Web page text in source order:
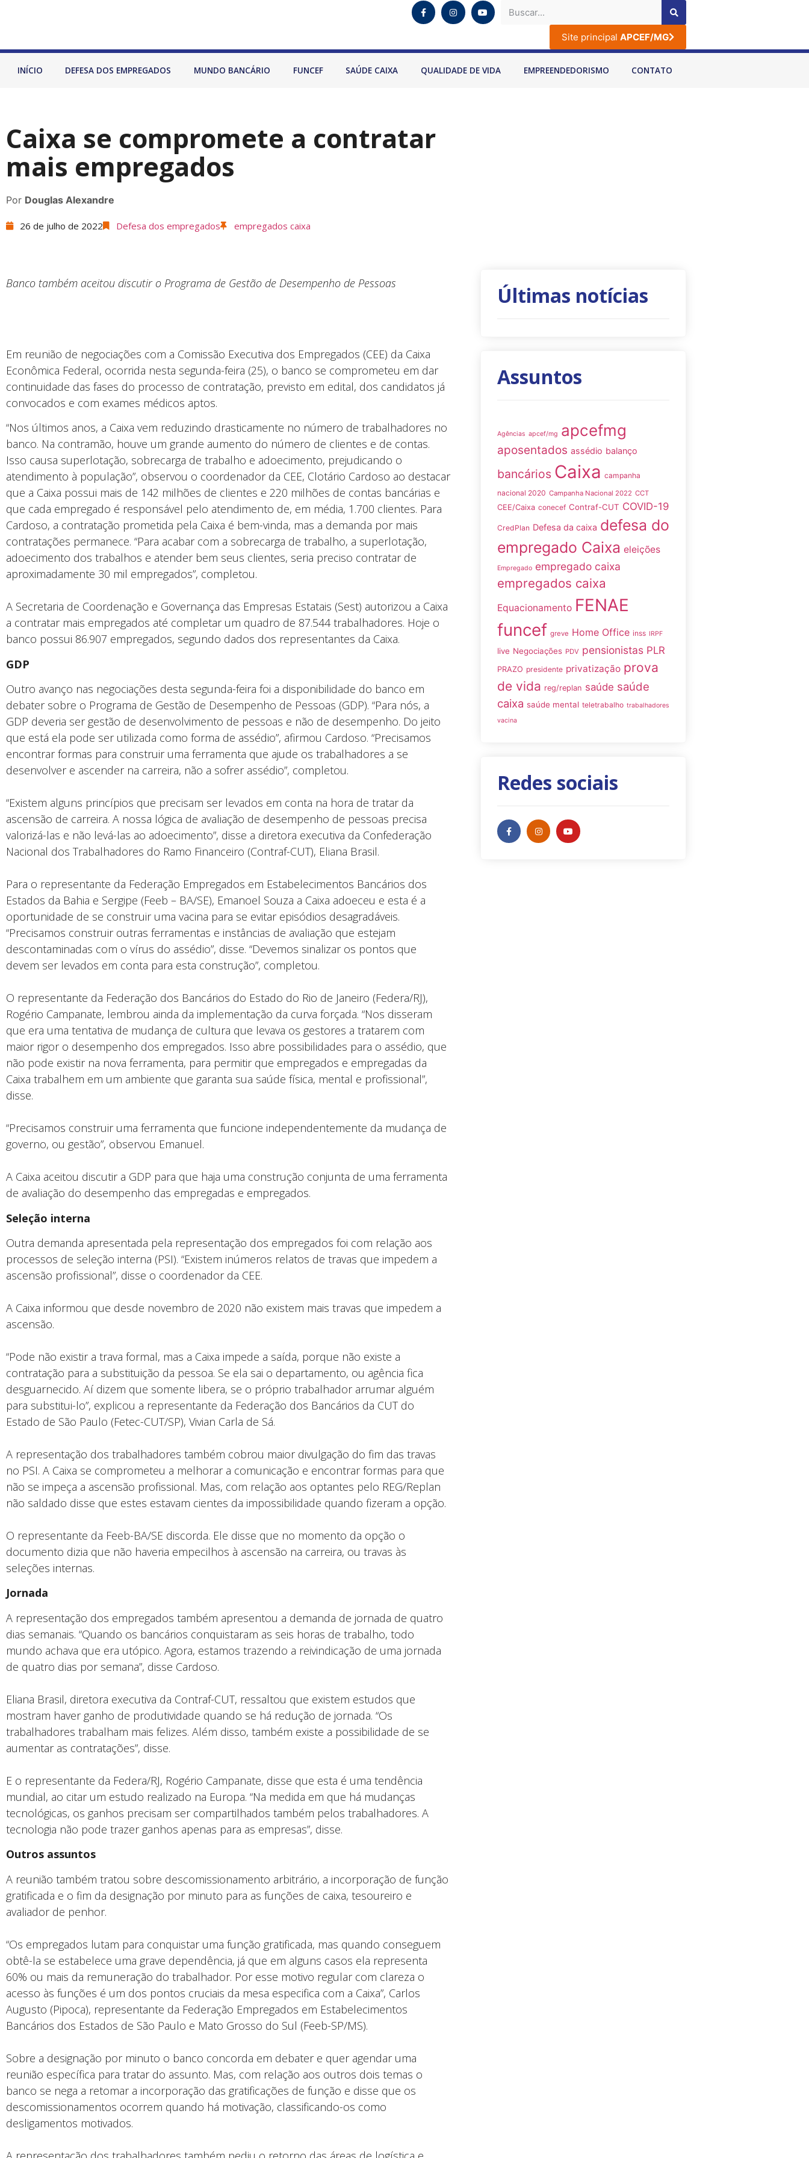
Site principal APCEF/MG
INÍCIO DEFESA DOS EMPREGADOS MUNDO BANCÁRIO FUNCEF SAÚDE CAIXA QUALIDADE DE VIDA EMPREENDEDORISMO CONTATO
Caixa se compromete a contratar
mais empregados
Por Douglas Alexandre
26 de julho de 2022 Defesa dos empregados empregados caixa
Banco também aceitou discutir o Programa de Gestão de Desempenho de Pessoas
Em reunião de negociações com a Comissão Executiva dos Empregados (CEE) da Caixa
Econômica Federal, ocorrida nesta segunda-feira (25), o banco se comprometeu em dar
continuidade das fases do processo de contratação, previsto em edital, dos candidatos já
convocados e com exames médicos aptos.
“Nos últimos anos, a Caixa vem reduzindo drasticamente no número de trabalhadores no
banco. Na contramão, houve um grande aumento do número de clientes e de contas.
Isso causa superlotação, sobrecarga de trabalho e adoecimento, prejudicando o
atendimento à população”, observou o coordenador da CEE, Clotário Cardoso ao destacar
que a Caixa possui mais de 142 milhões de clientes e 220 milhões de contas bancárias e
que cada empregado é responsável pelo atendimento de, em média, 1.700 clientes. Para
Cardoso, a contratação prometida pela Caixa é bem-vinda, mas a demanda por mais
contratações permanece. “Para acabar com a sobrecarga de trabalho, a superlotação,
adoecimento dos trabalhos e atender bem seus clientes, seria preciso contratar de
aproximadamente 30 mil empregados”, completou.
A Secretaria de Coordenação e Governança das Empresas Estatais (Sest) autorizou a Caixa
a contratar mais empregados até completar um quadro de 87.544 trabalhadores. Hoje o
banco possui 86.907 empregados, segundo dados dos representantes da Caixa.
GDP
Outro avanço nas negociações desta segunda-feira foi a disponibilidade do banco em
debater sobre o Programa de Gestão de Desempenho de Pessoas (GDP). “Para nós, a
GDP deveria ser gestão de desenvolvimento de pessoas e não de desempenho. Do jeito
que está ela pode ser utilizada como forma de assédio”, afirmou Cardoso. “Precisamos
encontrar formas para construir uma ferramenta que ajude os trabalhadores a se
desenvolver e ascender na carreira, não a sofrer assédio”, completou.
“Existem alguns princípios que precisam ser levados em conta na hora de tratar da
ascensão de carreira. A nossa lógica de avaliação de desempenho de pessoas precisa
valorizá-las e não levá-las ao adoecimento”, disse a diretora executiva da Confederação
Nacional dos Trabalhadores do Ramo Financeiro (Contraf-CUT), Eliana Brasil.
Para o representante da Federação Empregados em Estabelecimentos Bancários dos
Estados da Bahia e Sergipe (Feeb – BA/SE), Emanoel Souza a Caixa adoeceu e esta é a
oportunidade de se construir uma vacina para se evitar episódios desagradáveis.
“Precisamos construir outras ferramentas e instâncias de avaliação que estejam
descontaminadas com o vírus do assédio”, disse. “Devemos sinalizar os pontos que
devem ser levados em conta para esta construção”, completou.
O representante da Federação dos Bancários do Estado do Rio de Janeiro (Federa/RJ),
Rogério Campanate, lembrou ainda da implementação da curva forçada. “Nos disseram
que era uma tentativa de mudança de cultura que levava os gestores a tratarem com
maior rigor o desempenho dos empregados. Isso abre possibilidades para o assédio, que
não pode existir na nova ferramenta, para permitir que empregados e empregadas da
Caixa trabalhem em um ambiente que garanta sua saúde física, mental e profissional”,
disse.
“Precisamos construir uma ferramenta que funcione independentemente da mudança de
governo, ou gestão”, observou Emanuel.
A Caixa aceitou discutir a GDP para que haja uma construção conjunta de uma ferramenta
de avaliação do desempenho das empregadas e empregados.
Seleção interna
Outra demanda apresentada pela representação dos empregados foi com relação aos
processos de seleção interna (PSI). “Existem inúmeros relatos de travas que impedem a
ascensão profissional”, disse o coordenador da CEE.
A Caixa informou que desde novembro de 2020 não existem mais travas que impedem a
ascensão.
“Pode não existir a trava formal, mas a Caixa impede a saída, porque não existe a
contratação para a substituição da pessoa. Se ela sai o departamento, ou agência fica
desguarnecido. Aí dizem que somente libera, se o próprio trabalhador arrumar alguém
para substitui-lo”, explicou a representante da Federação dos Bancários da CUT do
Estado de São Paulo (Fetec-CUT/SP), Vivian Carla de Sá.
A representação dos trabalhadores também cobrou maior divulgação do fim das travas
no PSI. A Caixa se comprometeu a melhorar a comunicação e encontrar formas para que
não se impeça a ascensão profissional. Mas, com relação aos optantes pelo REG/Replan
não saldado disse que estes estavam cientes da impossibilidade quando fizeram a opção.
O representante da Feeb-BA/SE discorda. Ele disse que no momento da opção o
documento dizia que não haveria empecilhos à ascensão na carreira, ou travas às
seleções internas.
Jornada
A representação dos empregados também apresentou a demanda de jornada de quatro
dias semanais. “Quando os bancários conquistaram as seis horas de trabalho, todo
mundo achava que era utópico. Agora, estamos trazendo a reivindicação de uma jornada
de quatro dias por semana”, disse Cardoso.
Eliana Brasil, diretora executiva da Contraf-CUT, ressaltou que existem estudos que
mostram haver ganho de produtividade quando se há redução de jornada. “Os
trabalhadores trabalham mais felizes. Além disso, também existe a possibilidade de se
aumentar as contratações”, disse.
E o representante da Federa/RJ, Rogério Campanate, disse que esta é uma tendência
mundial, ao citar um estudo realizado na Europa. “Na medida em que há mudanças
tecnológicas, os ganhos precisam ser compartilhados também pelos trabalhadores. A
tecnologia não pode trazer ganhos apenas para as empresas”, disse.
Outros assuntos
A reunião também tratou sobre descomissionamento arbitrário, a incorporação de função
gratificada e o fim da designação por minuto para as funções de caixa, tesoureiro e
avaliador de penhor.
“Os empregados lutam para conquistar uma função gratificada, mas quando conseguem
obtê-la se estabelece uma grave dependência, já que em alguns casos ela representa
60% ou mais da remuneração do trabalhador. Por esse motivo regular com clareza o
acesso às funções é um dos pontos cruciais da mesa especifica com a Caixa”, Carlos
Augusto (Pipoca), representante da Federação Empregados em Estabelecimentos
Bancários dos Estados de São Paulo e Mato Grosso do Sul (Feeb-SP/MS).
Sobre a designação por minuto o banco concorda em debater e quer agendar uma
reunião específica para tratar do assunto. Mas, com relação aos outros dois temas o
banco se nega a retomar a incorporação das gratificações de função e disse que os
descomissionamentos ocorrem quando há motivação, classificando-os como
desligamentos motivados.
Últimas notícias
Assuntos
Agências apcef/mg apcefmg
aposentados assédio balanço
bancários Caixa campanha
nacional 2020 Campanha Nacional 2022 CCT
CEE/Caixa conecef Contraf-CUT COVID-19
CredPlan Defesa da caixa defesa do
empregado Caixa eleições
Empregado empregado caixa
empregados caixa
Equacionamento FENAE
funcef greve Home Office inss IRPF
live Negociações PDV pensionistas PLR
PRAZO presidente privatização prova
de vida reg/replan saúde saúde
caixa saúde mental teletrabalho trabalhadores
vacina
Redes sociais